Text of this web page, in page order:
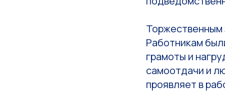
Торжественным
Работникам
грамоты и
самоотдачи и
проявляет в